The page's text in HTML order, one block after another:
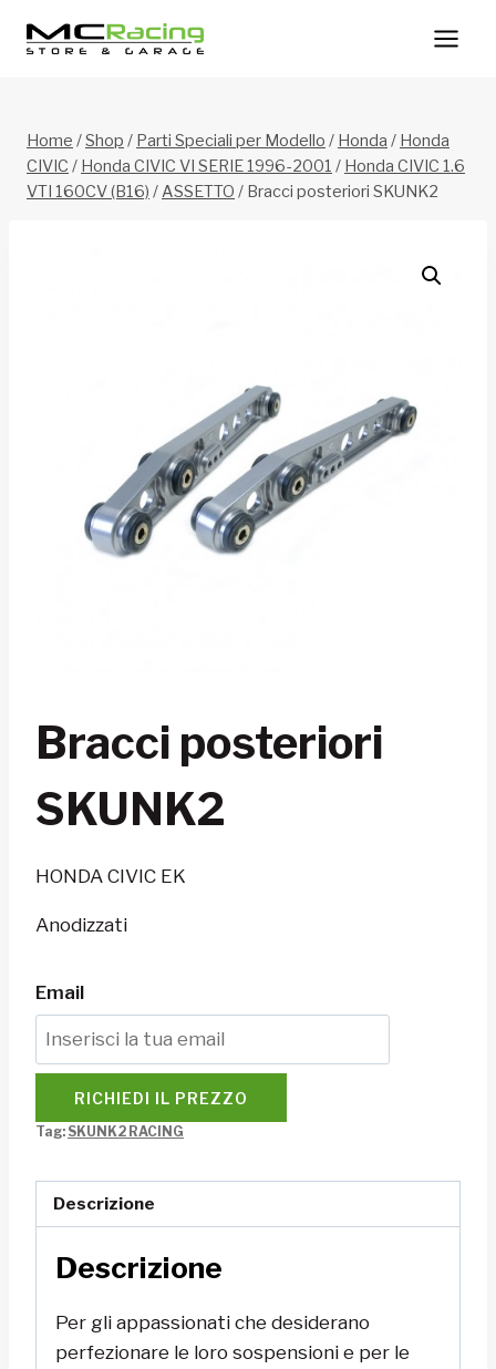
Home /Shop / Parti Speciali per Modello / Honda / Honda
CIVIC / Honda CIVIC VI SERIE 1996-2001 / Honda CIVIC 1.6
VTI 160CV (B16) /ASSETTO / Bracci posteriori SKUNK2
Bracci posteriori
SKUNK2
HONDA CIVIC EK
Anodizzati
Email
RICHIEDI IL PREZZO
Tag: SKUNK2 RACING
Descrizione
Descrizione
Per gli appassionati che desiderano
perfezionare le loro sospensioni e per le